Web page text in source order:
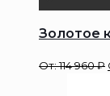
Золотое
От:114 960₽